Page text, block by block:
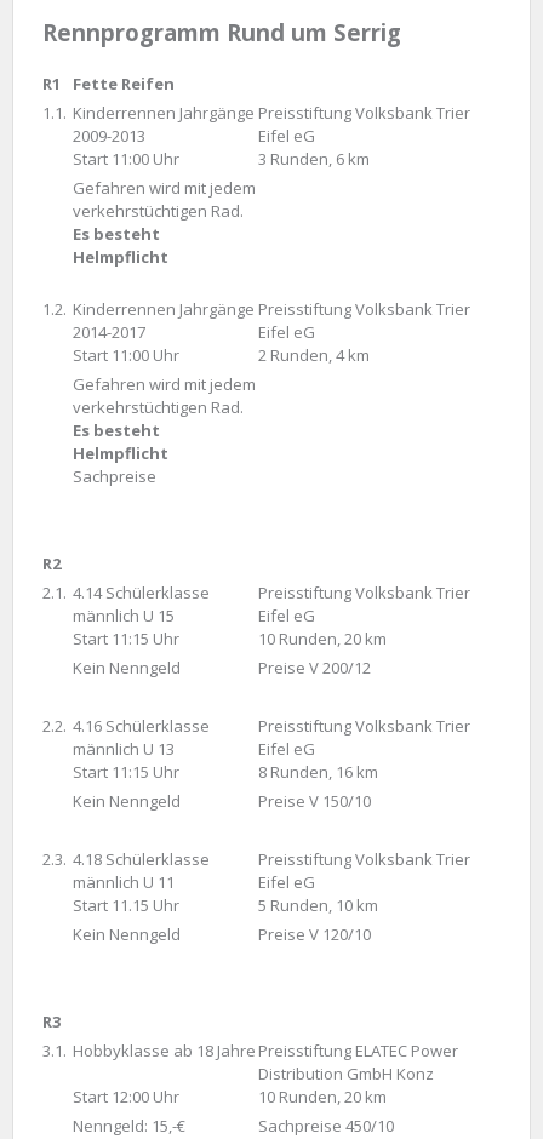
Rennprogramm Rund um Serrig
R1
Fette Reifen
1.1. Kinderrennen Jahrgänge
2009-2013
Preisstiftung Volksbank Trier
Eifel eG
Start 11:00 Uhr
3 Runden, 6 km
Gefahren wird mit jedem
verkehrstüchtigen Rad.
Es besteht
Helmpflicht
1.2. Kinderrennen Jahrgänge
2014-2017
Preisstiftung Volksbank Trier
Eifel eG
Start 11:00 Uhr
2 Runden, 4 km
Gefahren wird mit jedem
verkehrstüchtigen Rad.
Es besteht
Helmpflicht
Sachpreise
R2
2.1. 4.14 Schülerklasse
männlich U 15
Preisstiftung Volksbank Trier
Eifel eG
Start 11:15 Uhr
10 Runden, 20 km
Kein Nenngeld
Preise V 200/12
2.2. 4.16 Schülerklasse
männlich U 13
Preisstiftung Volksbank Trier
Eifel eG
Start 11:15 Uhr
8 Runden, 16 km
Kein Nenngeld
Preise V 150/10
2.3. 4.18 Schülerklasse
männlich U 11
Preisstiftung Volksbank Trier
Eifel eG
Start 11.15 Uhr
5 Runden, 10 km
Kein Nenngeld
Preise V 120/10
R3
3.1. Hobbyklasse ab 18 Jahre Preisstiftung ELATEC Power
Distribution GmbH Konz
Start 12:00 Uhr
10 Runden, 20 km
Nenngeld: 15,-€
Sachpreise 450/10